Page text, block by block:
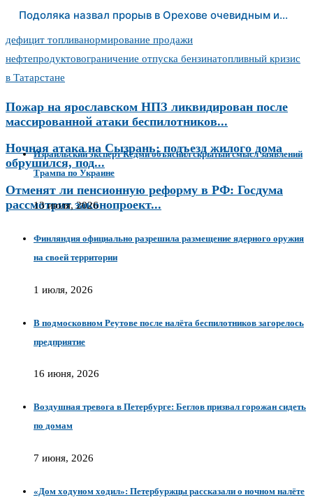
Подоляка назвал прорыв в Орехове очевидным и…
дефицит топливанормирование продажи
нефтепродуктовограничение отпуска бензинатопливный кризис
в Татарстане
Пожар на ярославском НПЗ ликвидирован после
массированной атаки беспилотников...
Ночная атака на Сызрань: подъезд жилого дома
обрушился, под...
Отменят ли пенсионную реформу в РФ: Госдума
рассмотрит законопроект...
Израильский эксперт Кедми объяснил скрытый смысл заявлений
Трампа по Украине
13 июля, 2026
Финляндия официально разрешила размещение ядерного оружия
на своей территории
1 июля, 2026
В подмосковном Реутове после налёта беспилотников загорелось
предприятие
16 июня, 2026
Воздушная тревога в Петербурге: Беглов призвал горожан сидеть
по домам
7 июня, 2026
«Дом ходуном ходил»: Петербуржцы рассказали о ночном налёте